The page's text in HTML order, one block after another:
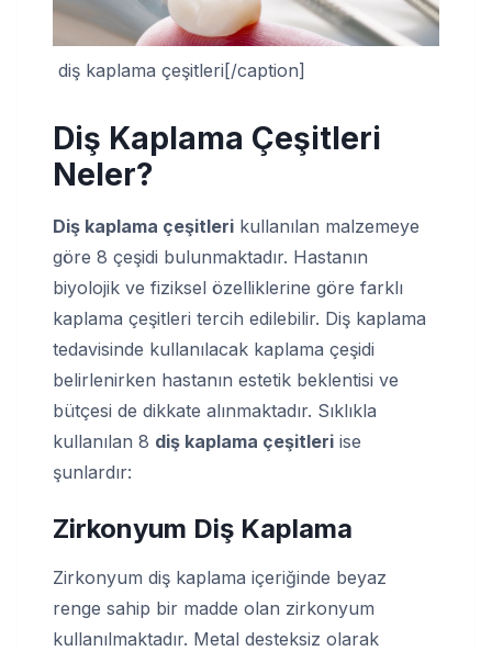
diş kaplama çeşitleri[/caption]
Diş Kaplama Çeşitleri
Neler?
Diş kaplama çeşitleri kullanılan malzemeye
göre 8 çeşidi bulunmaktadır. Hastanın
biyolojik ve fiziksel özelliklerine göre farklı
kaplama çeşitleri tercih edilebilir. Diş kaplama
tedavisinde kullanılacak kaplama çeşidi
belirlenirken hastanın estetik beklentisi ve
bütçesi de dikkate alınmaktadır. Sıklıkla
kullanılan 8 diş kaplama çeşitleri ise
şunlardır:
Zirkonyum Diş Kaplama
Zirkonyum diş kaplama içeriğinde beyaz
renge sahip bir madde olan zirkonyum
kullanılmaktadır. Metal desteksiz olarak